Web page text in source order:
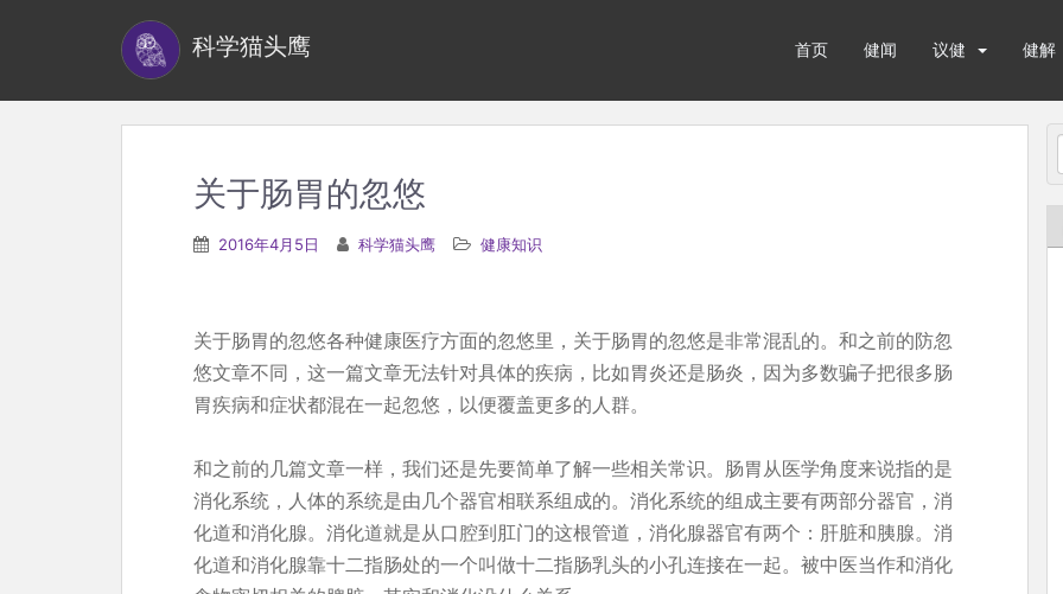
科学猫头鹰 首页 健闻 议健 健解
关于肠胃的忽悠
2016年4月5日 科学猫头鹰 健康知识
关于肠胃的忽悠各种健康医疗方面的忽悠里，关于肠胃的忽悠是非常混乱的。和之前的防忽
悠文章不同，这一篇文章无法针对具体的疾病，比如胃炎还是肠炎，因为多数骗子把很多肠
胃疾病和症状都混在一起忽悠，以便覆盖更多的人群。
和之前的几篇文章一样，我们还是先要简单了解一些相关常识。肠胃从医学角度来说指的是
消化系统，人体的系统是由几个器官相联系组成的。消化系统的组成主要有两部分器官，消
化道和消化腺。消化道就是从口腔到肛门的这根管道，消化腺器官有两个：肝脏和胰腺。消
化道和消化腺靠十二指肠处的一个叫做十二指肠乳头的小孔连接在一起。被中医当作和消化